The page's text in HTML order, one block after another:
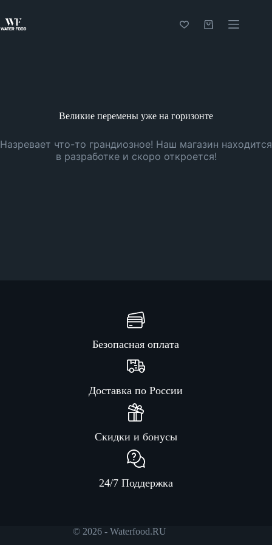
сути
Корзина
Великие перемены уже на горизонте
Назревает что-то грандиозное! Наш магазин находится
в разработке и скоро откроется!
Безопасная оплата
Доставка по России
Скидки и бонусы
24/7 Поддержка
© 2026 - Waterfood.RU